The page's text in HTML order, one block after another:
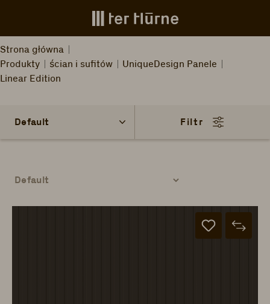
Skip to main content
Strona główna
Produkty
ścian i sufitów
UniqueDesign Panele
Linear Edition
Filtr